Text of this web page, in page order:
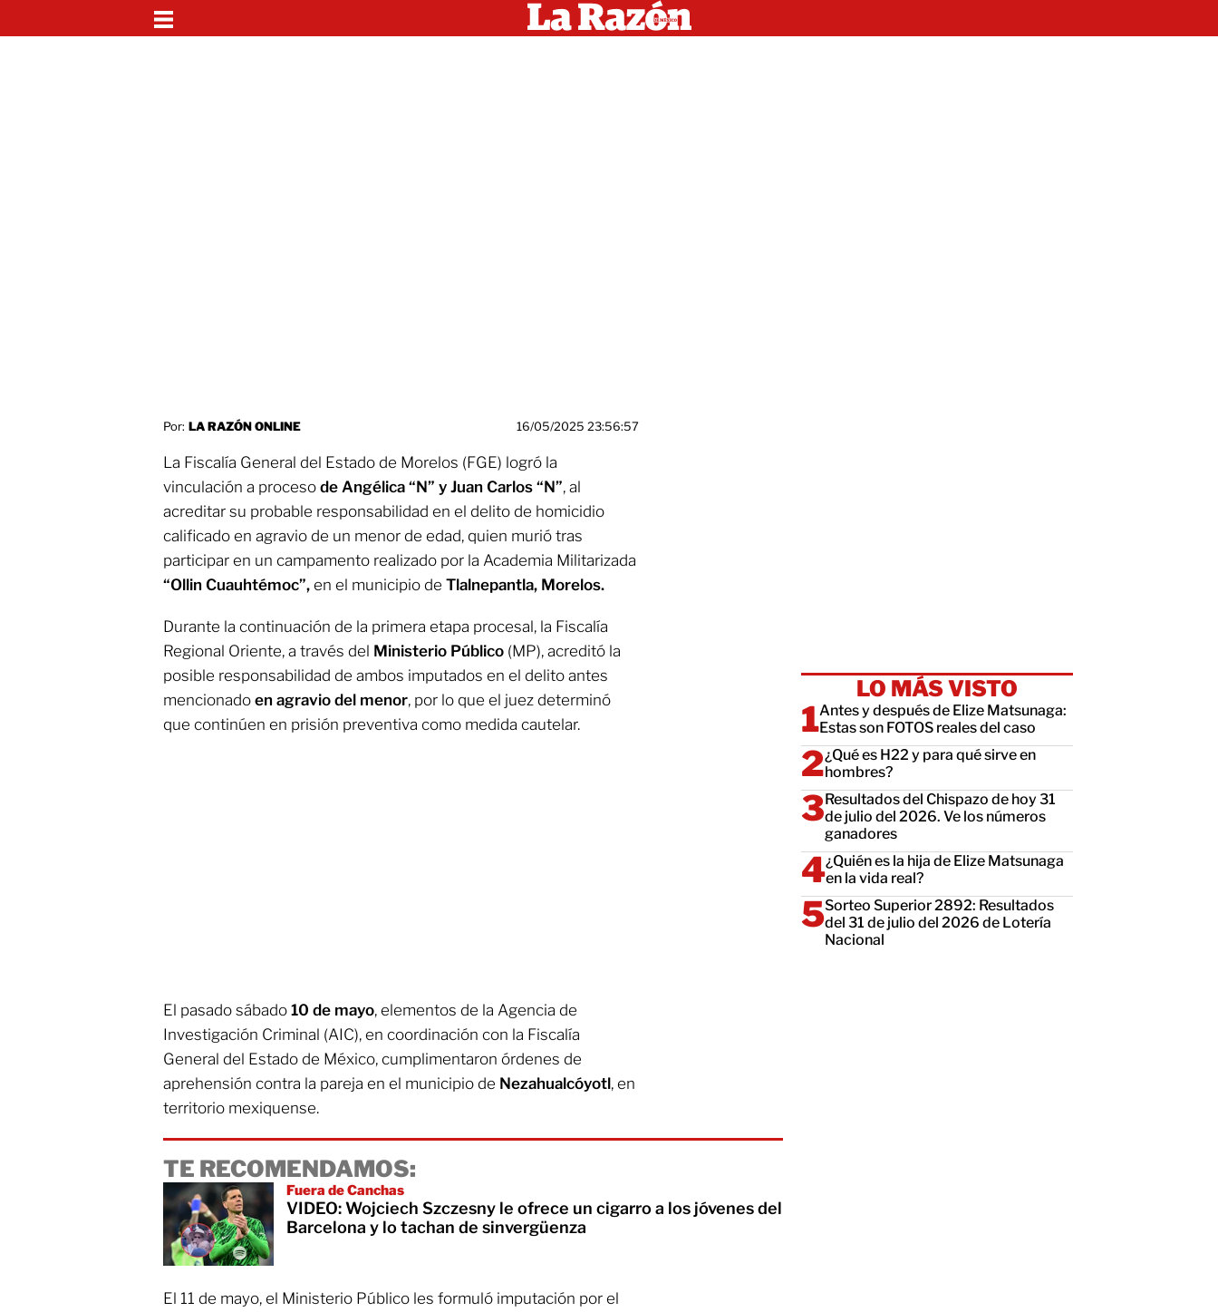
Por: LA RAZÓN ONLINE 16/05/2025 23:56:57
La Fiscalía General del Estado de Morelos (FGE) logró la
vinculación a proceso de Angélica “N” y Juan Carlos “N”, al
acreditar su probable responsabilidad en el delito de homicidio
calificado en agravio de un menor de edad, quien murió tras
participar en un campamento realizado por la Academia Militarizada
“Ollin Cuauhtémoc”, en el municipio de Tlalnepantla, Morelos.
Durante la continuación de la primera etapa procesal, la Fiscalía
Regional Oriente, a través del Ministerio Público (MP), acreditó la
posible responsabilidad de ambos imputados en el delito antes
mencionado en agravio del menor, por lo que el juez determinó
que continúen en prisión preventiva como medida cautelar.
El pasado sábado 10 de mayo, elementos de la Agencia de
Investigación Criminal (AIC), en coordinación con la Fiscalía
General del Estado de México, cumplimentaron órdenes de
aprehensión contra la pareja en el municipio de Nezahualcóyotl, en
territorio mexiquense.
TE RECOMENDAMOS:
Fuera de Canchas
VIDEO: Wojciech Szczesny le ofrece un cigarro a los jóvenes del
Barcelona y lo tachan de sinvergüenza
El 11 de mayo, el Ministerio Público les formuló imputación por el
LO MÁS VISTO
Antes y después de Elize Matsunaga:
Estas son FOTOS reales del caso
¿Qué es H22 y para qué sirve en
hombres?
Resultados del Chispazo de hoy 31
de julio del 2026. Ve los números
ganadores
¿Quién es la hija de Elize Matsunaga
en la vida real?
Sorteo Superior 2892: Resultados
del 31 de julio del 2026 de Lotería
Nacional